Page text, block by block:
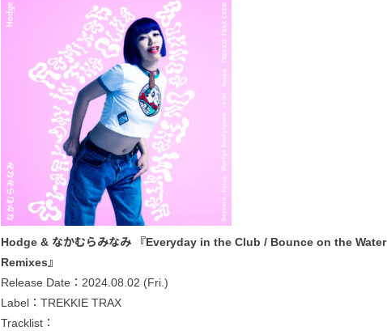
Hodge & なかむらみなみ 『Everyday in the Club / Bounce on the Water
Remixes』
Release Date：2024.08.02 (Fri.)
Label：TREKKIE TRAX
Tracklist：